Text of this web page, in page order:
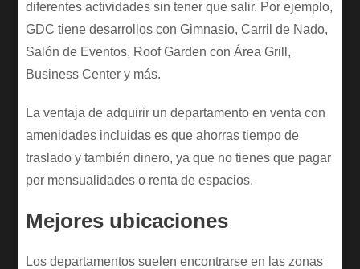
diferentes actividades sin tener que salir. Por ejemplo,
GDC tiene desarrollos con Gimnasio, Carril de Nado,
Salón de Eventos, Roof Garden con Área Grill,
Business Center y más.
La ventaja de adquirir un departamento en venta con
amenidades incluidas es que ahorras tiempo de
traslado y también dinero, ya que no tienes que pagar
por mensualidades o renta de espacios.
Mejores ubicaciones
Los departamentos suelen encontrarse en las zonas